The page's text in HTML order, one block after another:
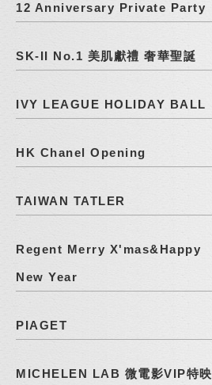
12 Anniversary Private Party
SK-II No.1 美肌獻禮 奢華聖誕
IVY LEAGUE HOLIDAY BALL
HK Chanel Opening
TAIWAN TATLER
Regent Merry X'mas&Happy
New Year
PIAGET
MICHELEN LAB 微電影VIP特映